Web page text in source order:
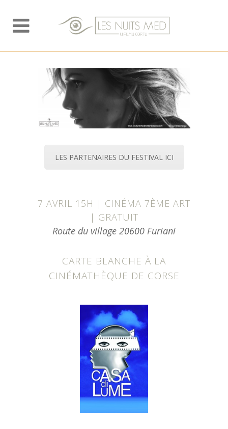
LES PARTENAIRES DU FESTIVAL ICI
7 AVRIL 15H | CINÉMA 7ÈME ART
| GRATUIT
Route du village 20600 Furiani
CARTE BLANCHE À LA
CINÉMATHÈQUE DE CORSE